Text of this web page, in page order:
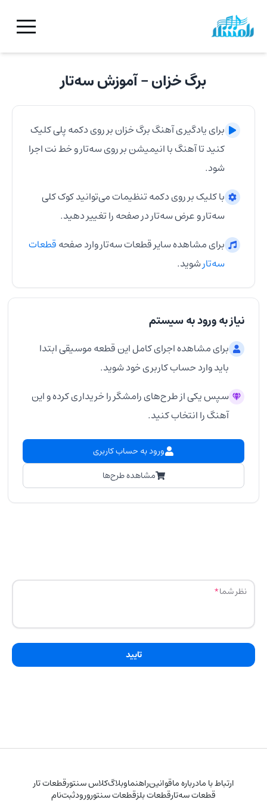
برگ خزان- آموزشسه‌تار
برای یادگیری آهنگبرگ خزانبر روی دکمه پلی کلیک
کنید تا آهنگ با انیمیشن بر رویسه‌تارو خط نت اجرا
شود.
با کلیک بر روی دکمه تنظیمات می‌توانید کوک کلی
سه‌تارو عرضسه‌تاردر صفحه را تغییر دهید.
برای مشاهده سایر قطعاتسه‌تاروارد صفحهقطعات
سه‌تارشوید.
نیاز به ورود به سیستم
برای مشاهده اجرای کامل این قطعه موسیقی ابتدا
باید وارد حساب کاربری خود شوید.
سپس یکی از طرح‌های رامشگر را خریداری کرده و این
آهنگ را انتخاب کنید.
ورود به حساب کاربری
مشاهده طرح‌ها
نظر شما
تایید
ارتباط با مادرباره ماقوانینراهنماوبلاگکلاس سنتورقطعات تار
قطعات سه‌تارقطعات بلزقطعات سنتورورودثبت‌نام